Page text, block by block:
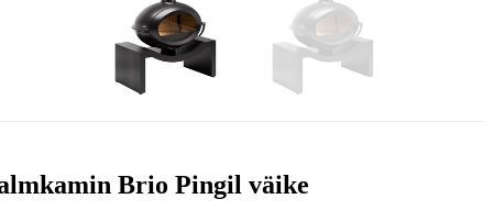
Brio Pingil väike